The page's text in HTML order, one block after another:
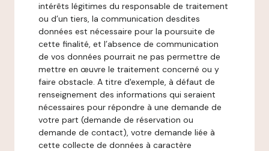
intérêts légitimes du responsable de traitement
ou d’un tiers, la communication desdites
données est nécessaire pour la poursuite de
cette finalité, et l’absence de communication
de vos données pourrait ne pas permettre de
mettre en œuvre le traitement concerné ou y
faire obstacle. A titre d'exemple, à défaut de
renseignement des informations qui seraient
nécessaires pour répondre à une demande de
votre part (demande de réservation ou
demande de contact), votre demande liée à
cette collecte de données à caractère